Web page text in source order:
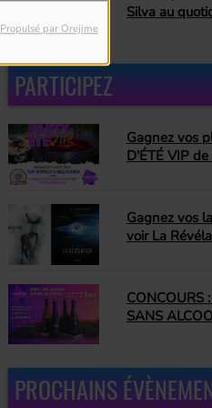
Propulsé par Orejime
Silva au
PARTICIPEZ
Gagnez vos
D'ÉTÉ VIP
Gagnez vos
voir La
CONCOURS
SANS
PROCHAINS